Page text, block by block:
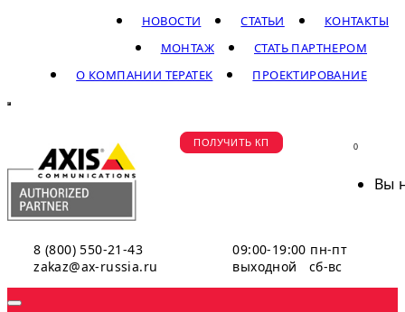
КОНТАКТЫ
СТАТЬИ
НОВОСТИ
СТАТЬ ПАРТНЕРОМ
МОНТАЖ
ПРОЕКТИРОВАНИЕ
О КОМПАНИИ ТЕРАТЕК
8 (800) 550-21-43
zakaz@ax-russia.ru
09:00-19:00 пн-пт
выходной сб-вс
ПОЛУЧИТЬ КП 0
Вы